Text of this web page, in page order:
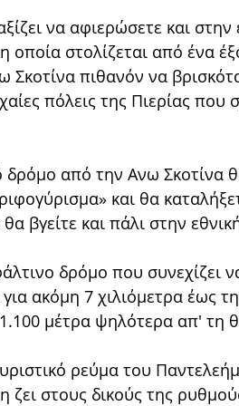
να αφιερώσετε και στην
οποία στολίζεται από ένα
πιθανόν να
πόλεις της Πιερίας που
από την Ανω Σκοτίνα
και θα
βγείτε και πάλι στην
δρόμο που συνεχίζει
ακόμη 7 χιλιόμετρα έως
μέτρα ψηλότερα απ' τη
ρεύμα του
ζει στους δικούς της